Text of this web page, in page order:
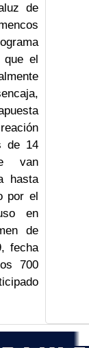
de
que el
de 14
van
hasta
por el
en
de
fecha
700